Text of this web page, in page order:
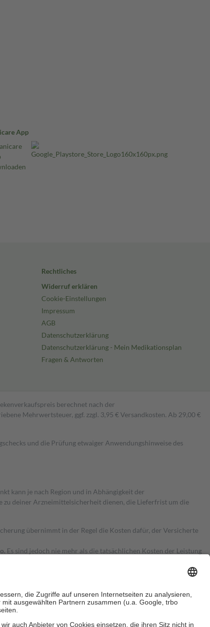
App
Rechtliches
Widerruf erklären
Cookie-Einstellungen
Impressum
AGB
Datenschutzerklärung
Datenschutzerklärung - Mein Medikationsplan
Fragen & Antworten
berechnet nach der
Mehrwertsteuer, ggf. zzgl. 3,95 € Versandkosten. Ab 29,00 €
und die Prüfung etwaiger Anwendungshinweise des
kann je nach Region und in Abhängigkeit der
zu deiner Arzneimittelsicherheit dienen, die Lieferfrist um die
übernimmt in der Regel die Kosten dafür, der Versicherte
Es sind jedoch nie mehr als die tatsächlichen Kosten der Leistung
an bei: